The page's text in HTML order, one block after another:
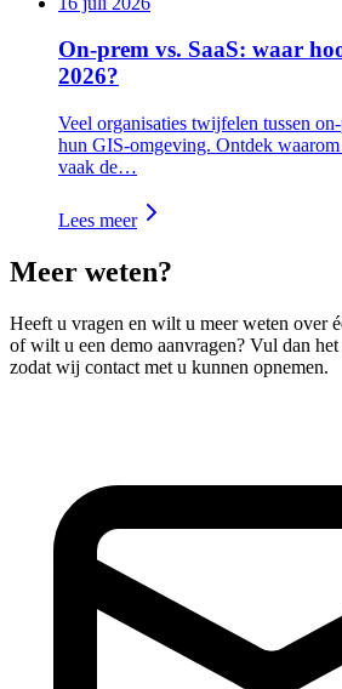
On-prem vs. SaaS: waar
2026?
Veel organisaties twijfelen tussen
hun GIS-omgeving. Ontdek
vaak de…
Lees meer
Meer weten?
Heeft u vragen en wilt u meer weten over
of wilt u een demo aanvragen? Vul dan
zodat wij contact met u kunnen opnemen.